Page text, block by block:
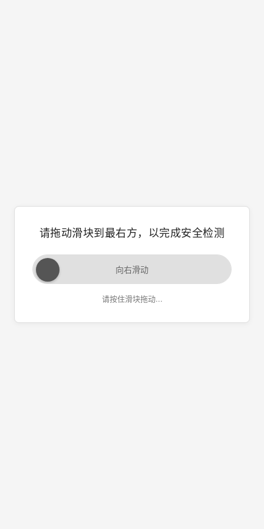
请拖动滑块到最右方，以完成安全检测
向右滑动
请按住滑块拖动...